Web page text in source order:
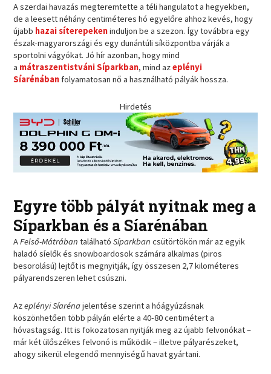
A szerdai havazás megteremtette a téli hangulatot a hegyekben,
de a leesett néhány centiméteres hó egyelőre ahhoz kevés, hogy
újabb hazai síterepekeninduljon be a szezon. Így továbbra egy
észak-magyarországi és egy dunántúli síközpontba várják a
sportolni vágyókat. Jó hír azonban, hogy mind
a mátraszentistváni Síparkban, mind azeplényi
Síarénábanfolyamatosan nő a használható pályák hossza.
Hirdetés
Egyre több pályát nyitnak meg a
Síparkban és a Síarénában
AFelső-Mátrában találhatóSíparkban csütörtökön már az egyik
haladó síelők és snowboardosok számára alkalmas (piros
besorolású) lejtőt is megnyitják, így összesen 2,7 kilométeres
pályarendszeren lehet csúszni.
Azeplényi Síarénajelentése szerint a hóágyúzásnak
köszönhetően több pályán elérte a 40-80 centimétert a
hóvastagság. Itt is fokozatosan nyitják meg az újabb felvonókat –
már két ülőszékes felvonó is működik – illetve pályarészeket,
ahogy sikerül elegendő mennyiségű havat gyártani.